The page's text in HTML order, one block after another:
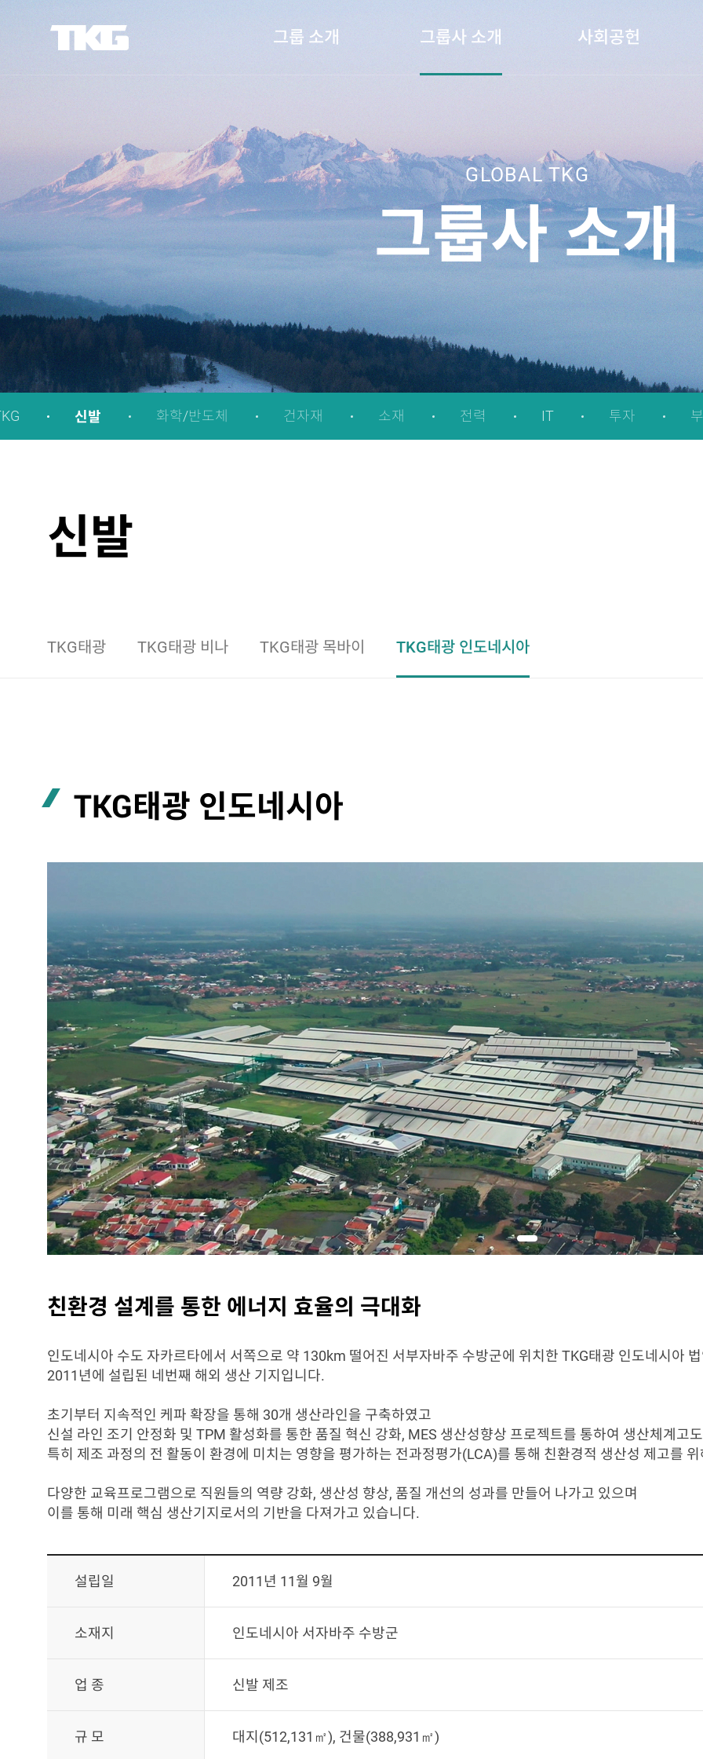
그룹 소개 그룹사 소개 사회공헌
GLOBAL TKG
그룹사 소개
신발 화학/반도체 건자재 소재 전력 IT 투자
신발
TKG태광 TKG태광 비나 TKG태광 목바이 TKG태광 인도네시아
TKG태광 인도네시아
친환경 설계를 통한 에너지 효율의 극대화
인도네시아 수도 자카르타에서 서쪽으로 약 130km 떨어진 서부자바주 수방군에 위치한 TKG태광 인도네시아
2011년에 설립된 네번째 해외 생산 기지입니다.
초기부터 지속적인 케파 확장을 통해 30개 생산라인을 구축하였고
신설 라인 조기 안정화 및 TPM 활성화를 통한 품질 혁신 강화, MES 생산성향상 프로젝트를 통하여 생산체계고
특히 제조 과정의 전 활동이 환경에 미치는 영향을 평가하는 전과정평가(LCA)를 통해 친환경적 생산성 제고를
다양한 교육프로그램으로 직원들의 역량 강화, 생산성 향상, 품질 개선의 성과를 만들어 나가고 있으며
이를 통해 미래 핵심 생산기지로서의 기반을 다져가고 있습니다.
설립일 2011년 11월 9월
소재지 인도네시아 서자바주 수방군
업 종 신발 제조
규 모 대지(512,131㎡), 건물(388,931㎡)